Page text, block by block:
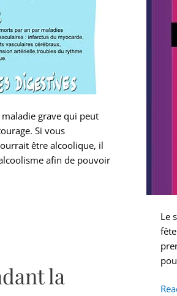
maladie grave qui peut
Si vous
être alcoolique, il
afin de pouvoir
Le
la